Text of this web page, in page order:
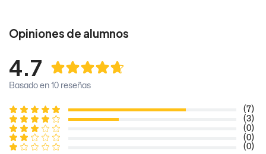
Opiniones de alumnos
4.7
Basado en 10 reseñas
(7)
(3)
(0)
(0)
(0)